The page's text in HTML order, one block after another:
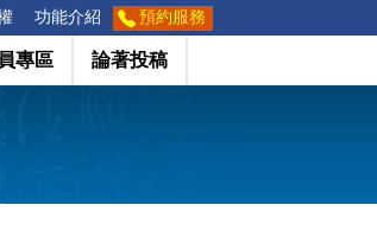
功能介紹 預約服務
專區 論著投稿